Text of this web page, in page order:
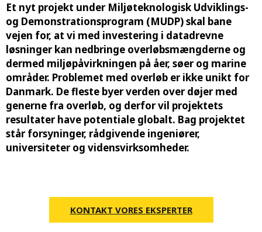
Et nyt projekt under Miljøteknologisk Udviklings-
og Demonstrationsprogram (MUDP) skal bane
vejen for, at vi med investering i datadrevne
løsninger kan nedbringe overløbsmængderne og
dermed miljøpåvirkningen på åer, søer og marine
områder. Problemet med overløb er ikke unikt for
Danmark. De fleste byer verden over døjer med
generne fra overløb, og derfor vil projektets
resultater have potentiale globalt. Bag projektet
står forsyninger, rådgivende ingeniører,
universiteter og vidensvirksomheder.
KONTAKT VORES EKSPERTER